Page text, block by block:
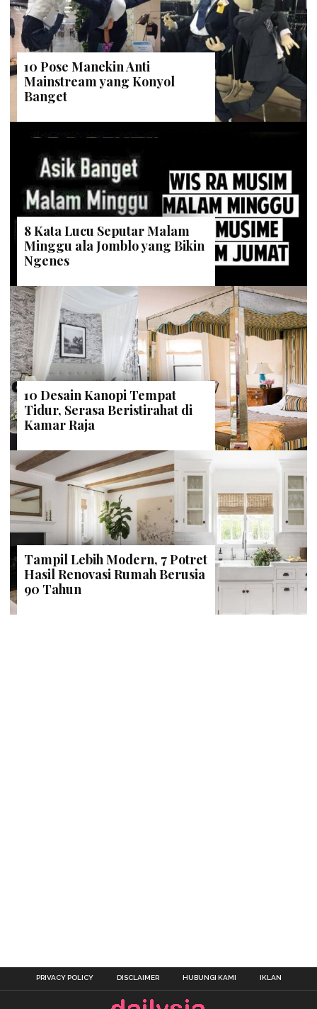
10 Pose Manekin Anti
Mainstream yang Konyol
Banget
8 Kata Lucu Seputar Malam
Minggu ala Jomblo yang Bikin
Ngenes
10 Desain Kanopi Tempat
Tidur, Serasa Beristirahat di
Kamar Raja
Tampil Lebih Modern, 7 Potret
Hasil Renovasi Rumah Berusia
90 Tahun
PRIVACY POLICY DISCLAIMER HUBUNGI KAMI IKLAN